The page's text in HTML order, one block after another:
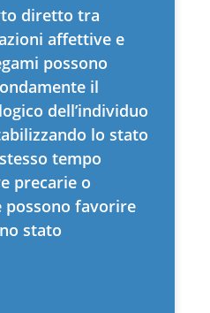
diretto tra
affettive e
possono
il
dell’individuo
lo stato
tempo
precarie o
possono favorire
stato